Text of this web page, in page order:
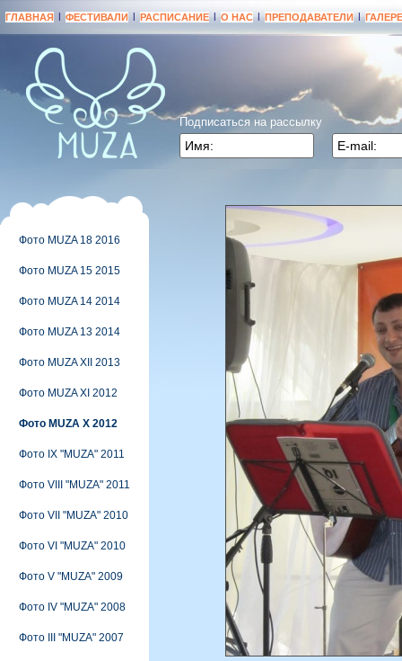
ГЛАВНАЯ | ФЕСТИВАЛИ | РАСПИСАНИЕ | О НАС | ПРЕПОДАВАТЕЛИ |
Подписаться на рассылку
Фото MUZA 18 2016
Фото MUZA 15 2015
Фото MUZA 14 2014
Фото MUZA 13 2014
Фото MUZA XII 2013
Фото MUZA XI 2012
Фото MUZA X 2012
Фото IX "MUZA" 2011
Фото VIII "MUZA" 2011
Фото VII "MUZA" 2010
Фото VI "MUZA" 2010
Фото V "MUZA" 2009
Фото IV "MUZA" 2008
Фото III "MUZA" 2007